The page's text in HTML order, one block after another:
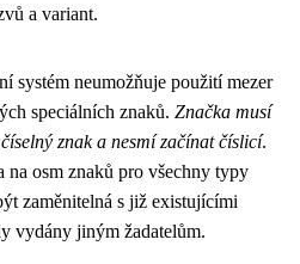
a variant.
systém neumožňuje použití mezer
speciálních znaků. Značka musí
znak a nesmí začínat číslicí.
na osm znaků pro všechny typy
zaměnitelná s již existujícími
vydány jiným žadatelům.